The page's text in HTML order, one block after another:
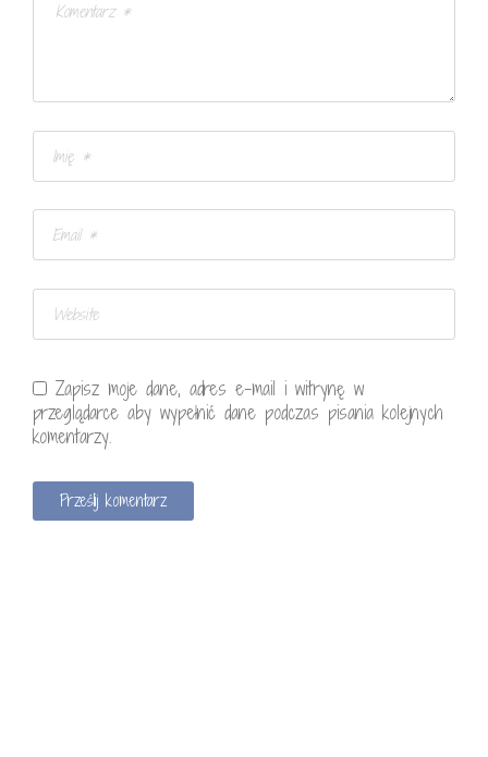
Zapisz moje dane, adres e-mail i witrynę w
przeglądarce aby wypełnić dane podczas pisania kolejnych
komentarzy.